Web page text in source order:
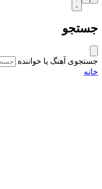
جستجو
جستجوی آهنگ یا خواننده
خانه